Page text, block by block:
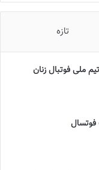
تازه
ملى فوتبال زنان
فوتسال